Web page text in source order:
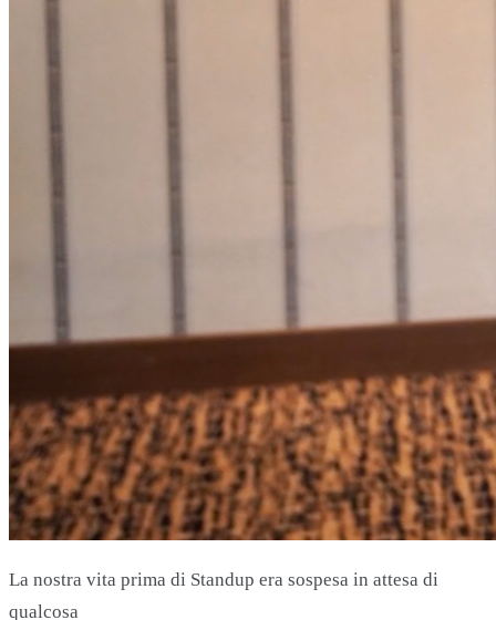
La nostra vita prima di Standup era sospesa in attesa di
qualcosa